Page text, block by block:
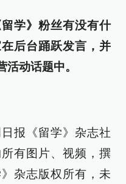
学》粉丝有没有什
后台踊跃发言，并
动话题中。
报《留学》杂志社
有图片、视频，撰
杂志版权所有，未